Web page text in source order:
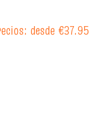
desde €37.95